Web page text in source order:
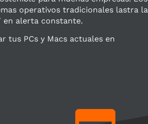
operativos tradicionales lastra la
alerta constante.
tus PCs y Macs actuales en